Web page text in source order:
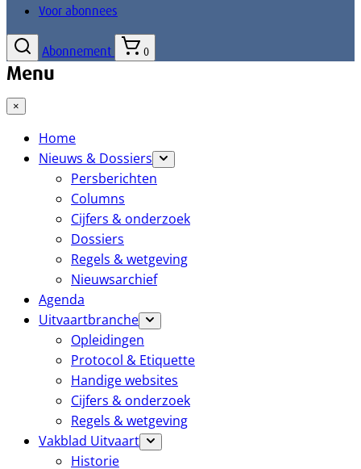
Voor abonnees
Abonnement 0
Menu
×
Home
Nieuws & Dossiers
Persberichten
Columns
Cijfers & onderzoek
Dossiers
Regels & wetgeving
Nieuwsarchief
Agenda
Uitvaartbranche
Opleidingen
Protocol & Etiquette
Handige websites
Cijfers & onderzoek
Regels & wetgeving
Vakblad Uitvaart
Historie